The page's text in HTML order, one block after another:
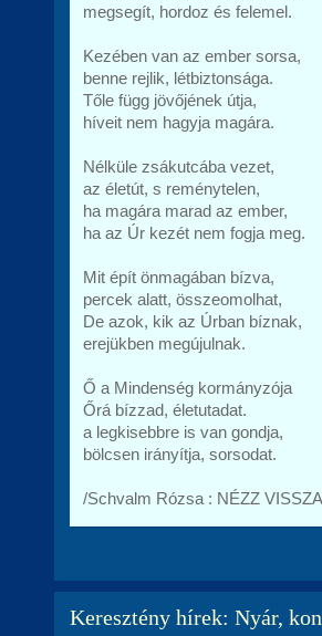
megsegít, hordoz és felemel.
Kezében van az ember sorsa,
benne rejlik, létbiztonsága.
Tőle függ jövőjének útja,
híveit nem hagyja magára.
Nélküle zsákutcába vezet,
az életút, s reménytelen,
ha magára marad az ember,
ha az Úr kezét nem fogja meg.
Mit épít önmagában bízva,
percek alatt, összeomolhat,
De azok, kik az Úrban bíznak,
erejükben megújulnak.
Ő a Mindenség kormányzója
Őrá bízzad, életutadat.
a legkisebbre is van gondja,
bölcsen irányítja, sorsodat.
/Schvalm Rózsa : NÉZZ
Keresztény hírek: Nyár,